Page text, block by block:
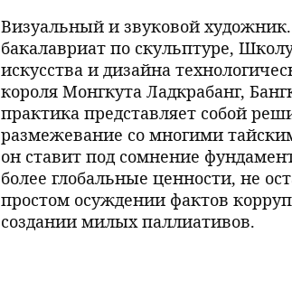
Визуальный и звуковой
бакалавриат по скульптуре,
искусства и дизайна
короля Монгкута Ладкрабанг,
практика представляет собой
размежевание со многими
он ставит под сомнение
более глобальные ценности, не
простом осуждении фактов
создании милых паллиативов.